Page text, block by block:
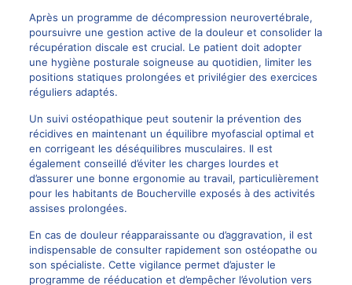
Après un programme de décompression neurovertébrale,
poursuivre une gestion active de la douleur et consolider la
récupération discale est crucial. Le patient doit adopter
une hygiène posturale soigneuse au quotidien, limiter les
positions statiques prolongées et privilégier des exercices
réguliers adaptés.
Un suivi ostéopathique peut soutenir la prévention des
récidives en maintenant un équilibre myofascial optimal et
en corrigeant les déséquilibres musculaires. Il est
également conseillé d’éviter les charges lourdes et
d’assurer une bonne ergonomie au travail, particulièrement
pour les habitants de Boucherville exposés à des activités
assises prolongées.
En cas de douleur réapparaissante ou d’aggravation, il est
indispensable de consulter rapidement son ostéopathe ou
son spécialiste. Cette vigilance permet d’ajuster le
programme de rééducation et d’empêcher l’évolution vers